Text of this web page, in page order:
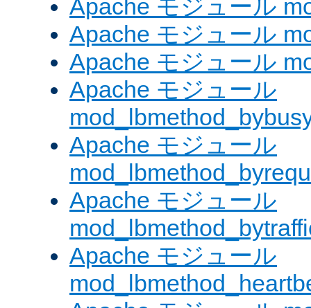
Apache モジュール
Apache モジュール
Apache モジュール
Apache モジュール
Apache モジュール
Apache モジュール
Apache モジュール